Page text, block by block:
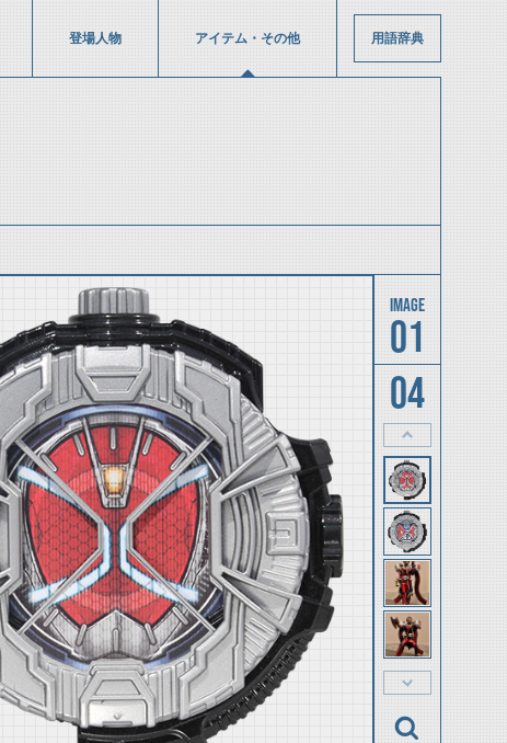
登場人物 アイテム・その他 用語辞典
01
04